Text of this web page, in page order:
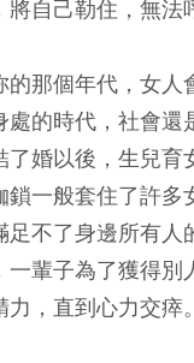
自己勒住，無法
那個年代，女人
處的時代，社會還
了婚以後，生兒育
鎖一般套住了許多
足不了身邊所有人
一輩子為了獲得別
，直到心力交瘁。